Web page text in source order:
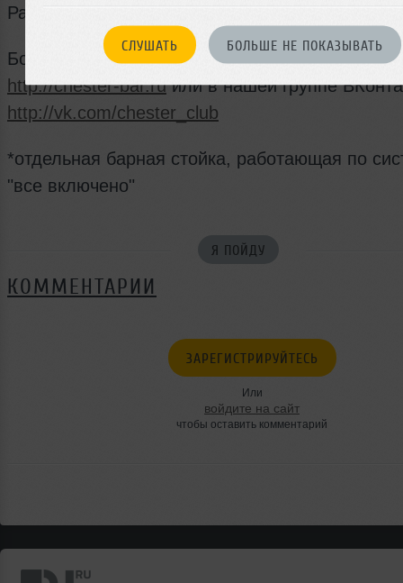
СЛУШАТЬ БОЛЬШЕ НЕ ПОКАЗЫВАТЬ
Работает
Более подробная информация на нашем
http://chester-bar.ruили в нашей группе
http://vk.com/chester_club
*отдельная барная стойка, работающая по
"все включено"
Я ПОЙДУ
КОММЕНТАРИИ
ЗАРЕГИСТРИРУЙТЕСЬ
Или
войдите на сайт
чтобы оставить комментарий